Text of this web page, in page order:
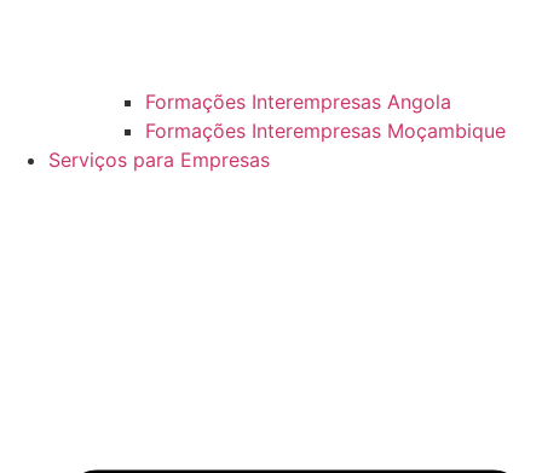
Formações Interempresas Angola
Formações Interempresas Moçambique
Serviços para Empresas